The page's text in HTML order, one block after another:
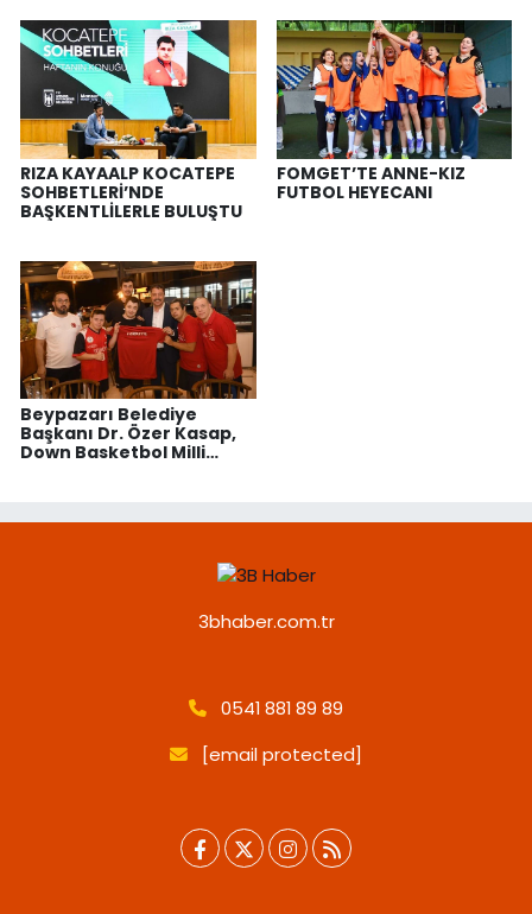
RIZA KAYAALP KOCATEPE
SOHBETLERİ’NDE
BAŞKENTLİLERLE BULUŞTU
FOMGET’TE ANNE-KIZ
FUTBOL HEYECANI
Beypazarı Belediye
Başkanı Dr. Özer Kasap,
Down Basketbol Milli
3bhaber.com.tr
0541 881 89 89
[email protected]